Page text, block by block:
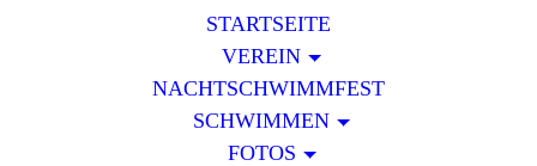
STARTSEITE
VEREIN
NACHTSCHWIMMFEST
SCHWIMMEN
FOTOS